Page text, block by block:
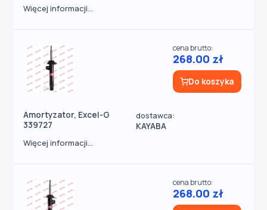
Więcej informacji...
Amortyzator, Excel-G
339727
dostawca:
KAYABA
cena brutto:
268.00 zł
Do koszyka
Więcej informacji...
cena brutto:
268.00 zł